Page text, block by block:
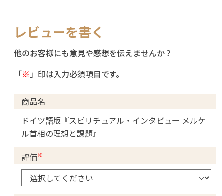
レビューを書く
他のお客様にも意見や感想を伝えませんか？
「※ 」印は入力必須項目です。
商品名
ドイツ語版『スピリチュアル・インタビュー メルケ
ル首相の理想と課題』
評価※